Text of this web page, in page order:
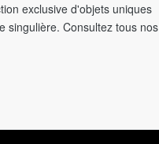
exclusive d'objets uniques
singulière. Consultez tous nos